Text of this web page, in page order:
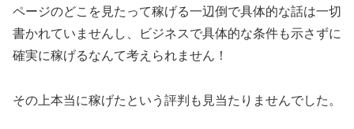
ページのどこを見たって稼げる一辺倒で具体的な話は一切
書かれていませんし、ビジネスで具体的な条件も示さずに
確実に稼げるなんて考えられません！
その上本当に稼げたという評判も見当たりませんでした。